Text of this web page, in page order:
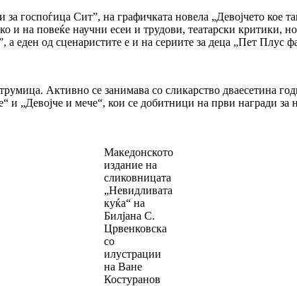
госпоѓица Сит”, на графичката новела „Девојчето кое
и на повеќе научни есеи и трудови, театарски критики,
а еден од сценаристите е и на сериите за деца „Пет Плус
Активно се занимава со сликарство дваесетина
и „Девојче и мече“, кои се добитници на први награди
Македонското
издание на
сликовницата
„Невидливата
куќа“ на
Билјана С.
Црвенковска
сo
илустрации
на Ване
Костуранов